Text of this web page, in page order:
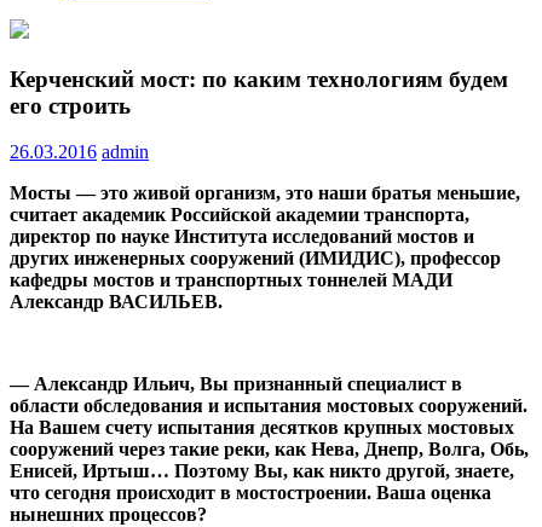
Керченский мост: по каким технологиям будем
его строить
26.03.2016 admin
Мосты — это живой организм, это наши братья меньшие,
считает академик Российской академии транспорта,
директор по науке Института исследований мостов и
других инженерных сооружений (ИМИДИС), профессор
кафедры мостов и транспортных тоннелей МАДИ
Александр ВАСИЛЬЕВ.
— Александр Ильич, Вы признанный специалист в
области обследования и испытания мостовых сооружений.
На Вашем счету испытания десятков крупных мостовых
сооружений через такие реки, как Нева, Днепр, Волга, Обь,
Енисей, Иртыш… Поэтому Вы, как никто другой, знаете,
что сегодня происходит в мостостроении. Ваша оценка
нынешних процессов?